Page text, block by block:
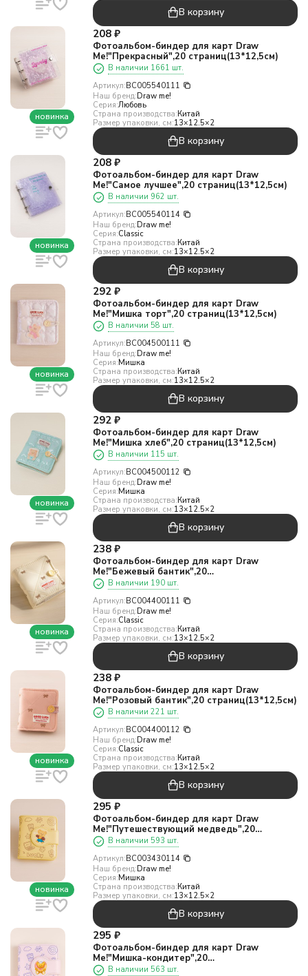
В корзину
новинка
208 ₽
Фотоальбом-биндер для карт Draw
Me!"Прекрасный",20 страниц(13*12,5см)
В наличии 1661 шт.
Артикул:BC005540111
Наш бренд:Draw me!
Серия:Любовь
Страна производства:Китай
Размер упаковки, см:13×12.5×2
В корзину
новинка
208 ₽
Фотоальбом-биндер для карт Draw
Me!"Самое лучшее",20 страниц(13*12,5см)
В наличии 962 шт.
Артикул:BC005540114
Наш бренд:Draw me!
Серия:Classic
Страна производства:Китай
Размер упаковки, см:13×12.5×2
В корзину
новинка
292 ₽
Фотоальбом-биндер для карт Draw
Me!"Мишка торт",20 страниц(13*12,5см)
В наличии 58 шт.
Артикул:BC004500111
Наш бренд:Draw me!
Серия:Мишка
Страна производства:Китай
Размер упаковки, см:13×12.5×2
В корзину
новинка
292 ₽
Фотоальбом-биндер для карт Draw
Me!"Мишка хлеб",20 страниц(13*12,5см)
В наличии 115 шт.
Артикул:BC004500112
Наш бренд:Draw me!
Серия:Мишка
Страна производства:Китай
Размер упаковки, см:13×12.5×2
В корзину
новинка
238 ₽
Фотоальбом-биндер для карт Draw
Me!"Бежевый бантик",20
страниц(13*12,5см)
В наличии 190 шт.
Артикул:BC004400111
Наш бренд:Draw me!
Серия:Classic
Страна производства:Китай
Размер упаковки, см:13×12.5×2
В корзину
новинка
238 ₽
Фотоальбом-биндер для карт Draw
Me!"Розовый бантик",20 страниц(13*12,5см)
В наличии 221 шт.
Артикул:BC004400112
Наш бренд:Draw me!
Серия:Classic
Страна производства:Китай
Размер упаковки, см:13×12.5×2
В корзину
новинка
295 ₽
Фотоальбом-биндер для карт Draw
Me!"Путешествующий медведь",20
страниц(13*12,5см)
В наличии 593 шт.
Артикул:BC003430114
Наш бренд:Draw me!
Серия:Мишка
Страна производства:Китай
Размер упаковки, см:13×12.5×2
В корзину
295 ₽
Фотоальбом-биндер для карт Draw
Me!"Мишка-кондитер",20
страниц(13*12,5см)
В наличии 563 шт.